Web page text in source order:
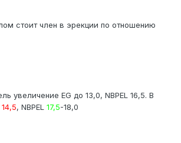
стоит член в эрекции по отношению
увеличение EG до 13,0, NBPEL 16,5. В
14,5, NBPEL 17,5-18,0